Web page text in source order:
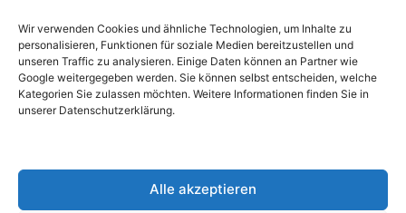
Wir verwenden Cookies und ähnliche Technologien, um Inhalte zu
personalisieren, Funktionen für soziale Medien bereitzustellen und
unseren Traffic zu analysieren. Einige Daten können an Partner wie
Google weitergegeben werden. Sie können selbst entscheiden, welche
Kategorien Sie zulassen möchten. Weitere Informationen finden Sie in
unserer Datenschutzerklärung.
Alle akzeptieren
Maxda
Darlehensvermittlung
Erfahrungen
durchgeführt werden. Maxda Service ist auch
24 Stunden am Tag, 7 Tage die Woche